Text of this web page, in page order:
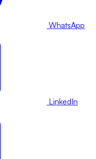
WhatsApp
LinkedIn